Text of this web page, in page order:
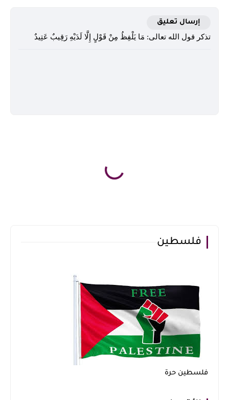
إرسال تعليق
تذكر قول الله تعالى: مَا يَلْفِظُ مِنْ قَوْلٍ إِلَّا لَدَيْهِ رَقِيبٌ عَتِيدٌ
فلسطين
فلسطين حرة